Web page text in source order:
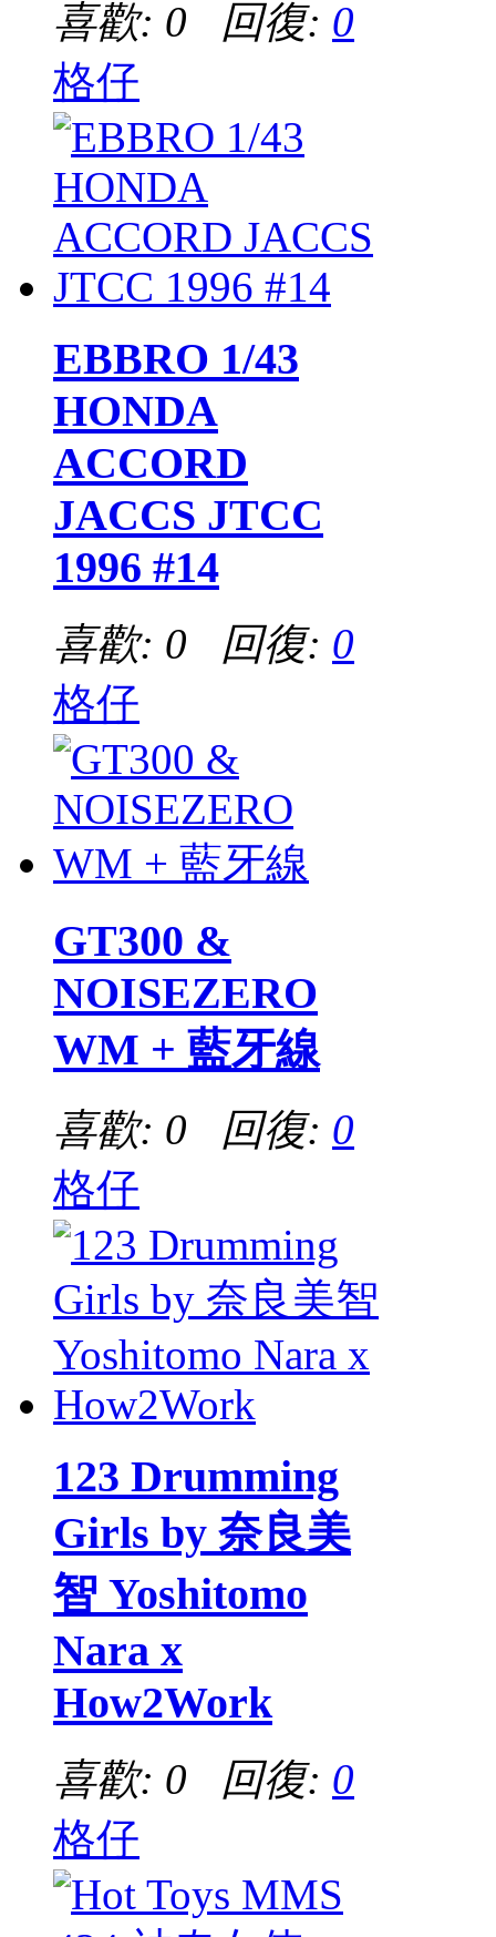
喜歡: 0 回復: 0
格仔
EBBRO 1/43
HONDA
ACCORD
JACCS JTCC
1996 #14
喜歡: 0 回復: 0
格仔
GT300 &
NOISEZERO
WM + 藍牙線
喜歡: 0 回復: 0
格仔
123 Drumming
Girls by 奈良美
智 Yoshitomo
Nara x
How2Work
喜歡: 0 回復: 0
格仔